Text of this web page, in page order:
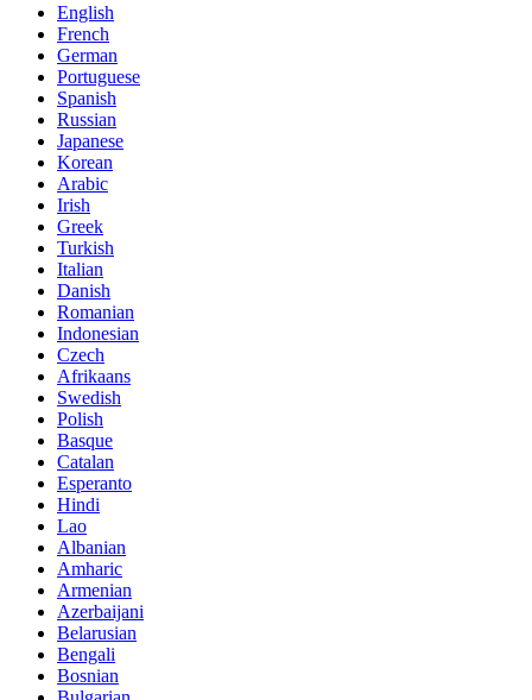
English
French
German
Portuguese
Spanish
Russian
Japanese
Korean
Arabic
Irish
Greek
Turkish
Italian
Danish
Romanian
Indonesian
Czech
Afrikaans
Swedish
Polish
Basque
Catalan
Esperanto
Hindi
Lao
Albanian
Amharic
Armenian
Azerbaijani
Belarusian
Bengali
Bosnian